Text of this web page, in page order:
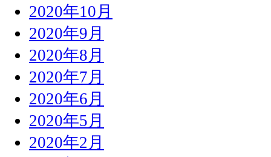
2020年10月
2020年9月
2020年8月
2020年7月
2020年6月
2020年5月
2020年2月